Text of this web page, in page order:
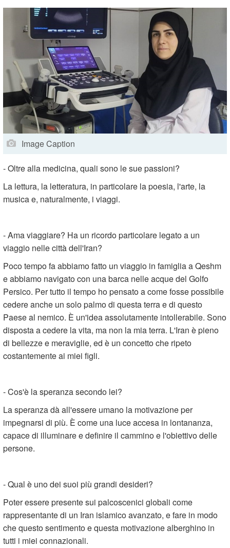
Image Caption
- Oltre alla medicina, quali sono le sue passioni?
La lettura, la letteratura, in particolare la poesia, l'arte, la
musica e, naturalmente, i viaggi.
- Ama viaggiare? Ha un ricordo particolare legato a un
viaggio nelle città dell'Iran?
Poco tempo fa abbiamo fatto un viaggio in famiglia a Qeshm
e abbiamo navigato con una barca nelle acque del Golfo
Persico. Per tutto il tempo ho pensato a come fosse possibile
cedere anche un solo palmo di questa terra e di questo
Paese al nemico. È un'idea assolutamente intollerabile. Sono
disposta a cedere la vita, ma non la mia terra. L'Iran è pieno
di bellezze e meraviglie, ed è un concetto che ripeto
costantemente ai miei figli.
- Cos'è la speranza secondo lei?
La speranza dà all'essere umano la motivazione per
impegnarsi di più. È come una luce accesa in lontananza,
capace di illuminare e definire il cammino e l'obiettivo delle
persone.
- Qual è uno dei suoi più grandi desideri?
Poter essere presente sui palcoscenici globali come
rappresentante di un Iran islamico avanzato, e fare in modo
che questo sentimento e questa motivazione alberghino in
tutti i miei connazionali.